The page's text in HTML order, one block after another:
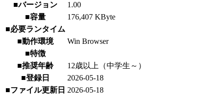
■バージョン
1.00
■容量
176,407 KByte
■必要ランタイム
■動作環境
Win Browser
■特徴
■推奨年齢
12歳以上（中学生～）
■登録日
2026-05-18
■ファイル更新日 2026-05-18